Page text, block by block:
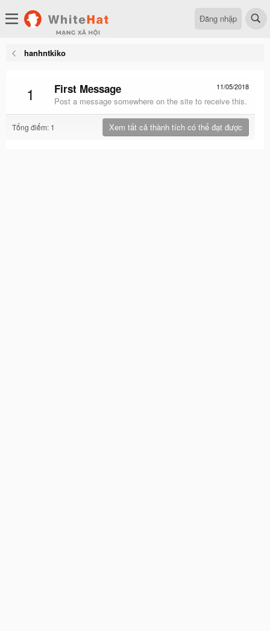
Đăng nhập
hanhntkiko
1 11/05/2018
First Message
Post a message somewhere on the site to receive this.
Tổng điểm: 1 Xem tất cả thành tích có thể đạt được